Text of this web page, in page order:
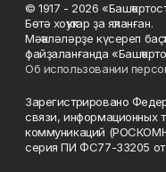
© 1917 - 2026
Бөтә хоҡуҡтар ҙа яҡланған.
Мәҡәләләрҙе күсереп
файҙаланғанда
Об использовании
Зарегистрировано
связи, информационных
коммуникаций
серия ПИ ФС77-33205 от